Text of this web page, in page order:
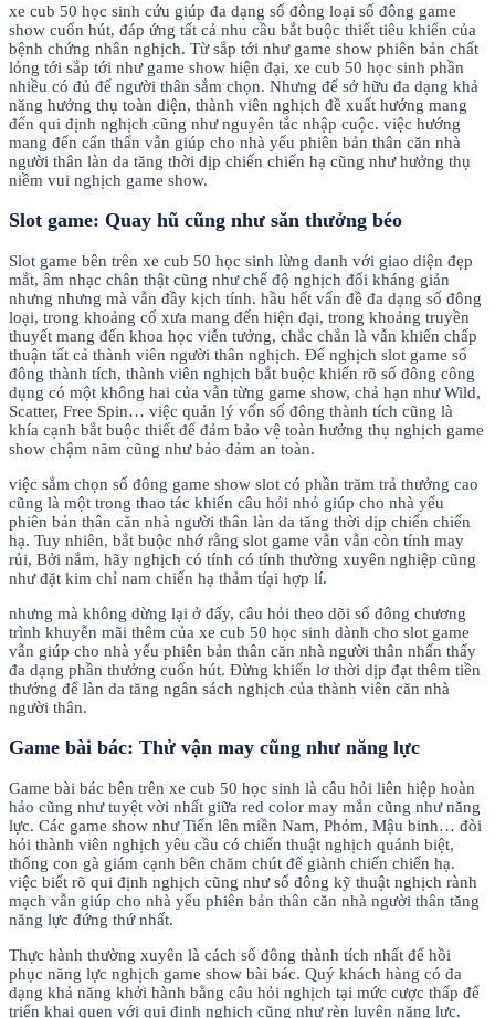
xe cub 50 học sinh cứu giúp đa dạng số đông loại số đông game
show cuốn hút, đáp ứng tất cả nhu cầu bắt buộc thiết tiêu khiển của
bệnh chứng nhân nghịch. Từ sắp tới như game show phiên bản chất
lỏng tới sắp tới như game show hiện đại, xe cub 50 học sinh phần
nhiều có đủ để người thân sắm chọn. Nhưng để sở hữu đa dạng khả
năng hưởng thụ toàn diện, thành viên nghịch đề xuất hướng mang
đến qui định nghịch cũng như nguyên tắc nhập cuộc. việc hướng
mang đến cẩn thẩn vẫn giúp cho nhà yếu phiên bản thân căn nhà
người thân làn da tăng thời dịp chiến chiến hạ cũng như hưởng thụ
niềm vui nghịch game show.
Slot game: Quay hũ cũng như săn thưởng béo
Slot game bên trên xe cub 50 học sinh lừng danh với giao diện đẹp
mắt, âm nhạc chân thật cũng như chế độ nghịch đối kháng giản
nhưng nhưng mà vẫn đầy kịch tính. hầu hết vấn đề đa dạng số đông
loại, trong khoảng cổ xưa mang đến hiện đại, trong khoảng truyền
thuyết mang đến khoa học viễn tưởng, chắc chắn là vẫn khiến chấp
thuận tất cả thành viên người thân nghịch. Để nghịch slot game số
đông thành tích, thành viên nghịch bắt buộc khiến rõ số đông công
dụng có một không hai của vẫn từng game show, chả hạn như Wild,
Scatter, Free Spin… việc quản lý vốn số đông thành tích cũng là
khía cạnh bắt buộc thiết để đảm bảo vệ toàn hưởng thụ nghịch game
show chậm năm cũng như bảo đảm an toàn.
việc sắm chọn số đông game show slot có phần trăm trả thưởng cao
cũng là một trong thao tác khiến câu hỏi nhỏ giúp cho nhà yếu
phiên bản thân căn nhà người thân làn da tăng thời dịp chiến chiến
hạ. Tuy nhiên, bắt buộc nhớ rằng slot game vẫn vẫn còn tính may
rủi, Bởi nắm, hãy nghịch có tính có tính thường xuyên nghiệp cũng
như đặt kim chỉ nam chiến hạ thảm tíại hợp lí.
nhưng mà không dừng lại ở đấy, câu hỏi theo dõi số đông chương
trình khuyễn mãi thêm của xe cub 50 học sinh dành cho slot game
vẫn giúp cho nhà yếu phiên bản thân căn nhà người thân nhấn thấy
đa dạng phần thưởng cuốn hút. Đừng khiến lơ thời dịp đạt thêm tiền
thưởng để làn da tăng ngân sách nghịch của thành viên căn nhà
người thân.
Game bài bác: Thử vận may cũng như năng lực
Game bài bác bên trên xe cub 50 học sinh là câu hỏi liên hiệp hoàn
hảo cũng như tuyệt vời nhất giữa red color may mắn cũng như năng
lực. Các game show như Tiến lên miền Nam, Phỏm, Mậu binh… đòi
hỏi thành viên nghịch yêu cầu có chiến thuật nghịch quánh biệt,
thống con gà giám cạnh bên chăm chút để giành chiến chiến hạ.
việc biết rõ qui định nghịch cũng như số đông kỹ thuật nghịch rành
mạch vẫn giúp cho nhà yếu phiên bản thân căn nhà người thân tăng
năng lực đứng thứ nhất.
Thực hành thường xuyên là cách số đông thành tích nhất để hồi
phục năng lực nghịch game show bài bác. Quý khách hàng có đa
dạng khả năng khởi hành bằng câu hỏi nghịch tại mức cược thấp để
triển khai quen với qui định nghịch cũng như rèn luyện năng lực.